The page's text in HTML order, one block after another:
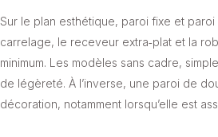
Sur le plan esthétique, paroi fixe et
carrelage, le receveur extra‑plat et la
minimum. Les modèles sans cadre,
de légèreté. À l’inverse, une paroi de
décoration, notamment lorsqu’elle est